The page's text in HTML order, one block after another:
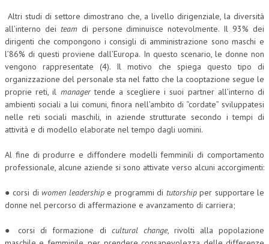
TRIBUTARIA
GIURISPRUDENZA
EUROPEA
COSTITUZIONALE
CIVILE
PENALE
NEWS
CORSI ENTI TERZI
Altri studi di settore dimostrano che, a livello dirigenziale, la diversità
all’interno dei teamdi persone diminuisce notevolmente. Il 93% dei
dirigenti che compongono i consigli di amministrazione sono maschi e
l’86% di questi proviene dall’Europa. In questo scenario, le donne non
vengono rappresentate (4). Il motivo che spiega questo tipo di
organizzazione del personale sta nel fatto che la cooptazione segue le
proprie reti, il managertende a scegliere i suoi partner all’interno di
ambienti sociali a lui comuni, finora nell’ambito di “cordate” sviluppatesi
nelle reti sociali maschili, in aziende strutturate secondo i tempi di
attività e di modello elaborate nel tempo dagli uomini.
Al fine di produrre e diffondere modelli femminili di comportamento
professionale, alcune aziende si sono attivate verso alcuni accorgimenti:
● corsi di women leadership e programmi di tutorshipper supportare le
donne nel percorso di affermazione e avanzamento di carriera;
● corsi di formazione di cultural change, rivolti alla popolazione